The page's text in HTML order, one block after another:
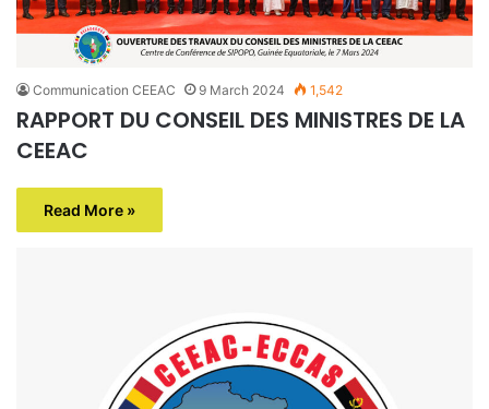
Communication CEEAC 9 March 2024 1,542
RAPPORT DU CONSEIL DES MINISTRES DE LA
CEEAC
Read More »